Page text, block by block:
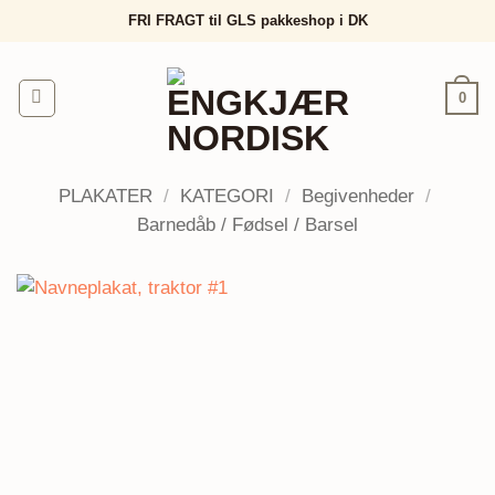
FRI FRAGT til GLS pakkeshop i DK
0
PLAKATER / KATEGORI / Begivenheder /
Barnedåb / Fødsel / Barsel